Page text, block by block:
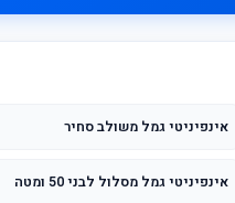
אינפיניטי גמל משולב סחיר
אינפיניטי גמל מסלול לבני 50 ומטה